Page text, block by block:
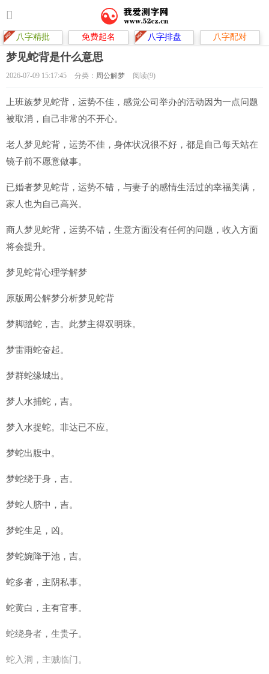
八字精批 免费起名 八字排盘 八字配对
梦见蛇背是什么意思
2026-07-09 15:17:45 分类： 周公解梦 阅读(9)
上班族梦见蛇背，运势不佳，感觉公司举办的活动因为一点问题
被取消，自己非常的不开心。
老人梦见蛇背，运势不佳，身体状况很不好，都是自己每天站在
镜子前不愿意做事。
已婚者梦见蛇背，运势不错，与妻子的感情生活过的幸福美满，
家人也为自己高兴。
商人梦见蛇背，运势不错，生意方面没有任何的问题，收入方面
将会提升。
梦见蛇背心理学解梦
原版周公解梦分析梦见蛇背
梦脚踏蛇，吉。此梦主得双明珠。
梦雷雨蛇奋起。
梦群蛇缘城出。
梦人水捕蛇，吉。
梦入水捉蛇。非达已不应。
梦蛇出腹中。
梦蛇绕于身，吉。
梦蛇人脐中，吉。
梦蛇生足，凶。
梦蛇婉降于池，吉。
蛇多者，主阴私事。
蛇黄白，主有官事。
蛇绕身者，生贵子。
蛇入洞，主贼临门。